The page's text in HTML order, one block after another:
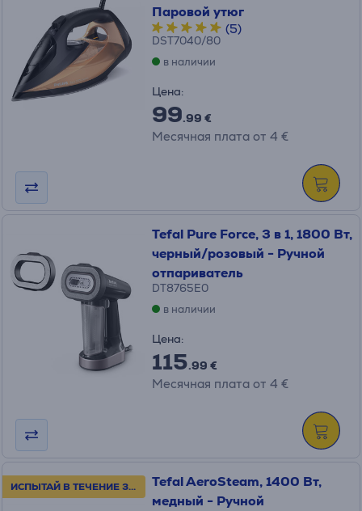
Паровой утюг
(5)
DST7040/80
в наличии
Цена:
99.99 €
Месячная плата от 4 €
Tefal Pure Force, 3 в 1, 1800 Вт,
черный/розовый - Ручной
отпариватель
DT8765E0
в наличии
Цена:
115.99 €
Месячная плата от 4 €
ИСПЫТАЙ В ТЕЧЕНИЕ 30 ДНЕЙ!
Tefal AeroSteam, 1400 Вт,
медный - Ручной